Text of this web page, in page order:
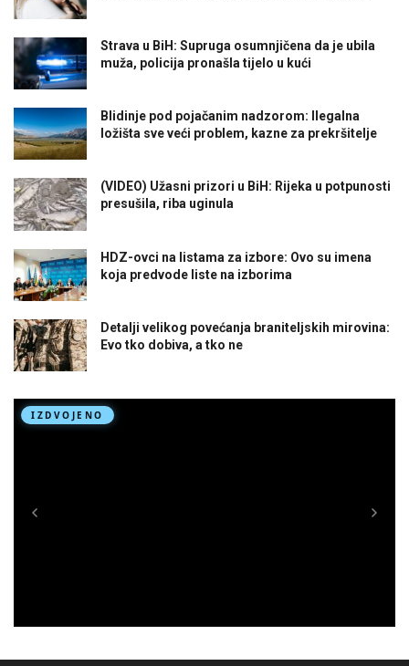
Strava u BiH: Supruga osumnjičena da je ubila
muža, policija pronašla tijelo u kući
Blidinje pod pojačanim nadzorom: Ilegalna
ložišta sve veći problem, kazne za prekršitelje
(VIDEO) Užasni prizori u BiH: Rijeka u potpunosti
presušila, riba uginula
HDZ-ovci na listama za izbore: Ovo su imena
koja predvode liste na izborima
Detalji velikog povećanja braniteljskih mirovina:
Evo tko dobiva, a tko ne